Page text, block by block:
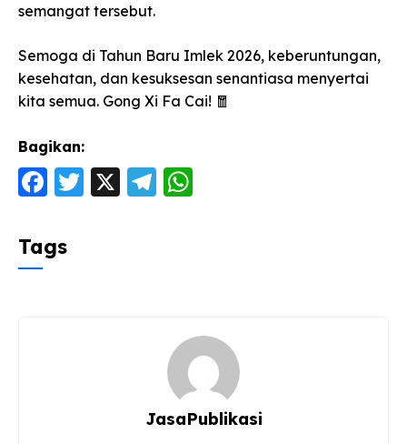
semangat tersebut.
Semoga di Tahun Baru Imlek 2026, keberuntungan,
kesehatan, dan kesuksesan senantiasa menyertai
kita semua. Gong Xi Fa Cai! 🧧
Bagikan:
F
c
e
T
X
T
p
p
Tags
JasaPublikasi